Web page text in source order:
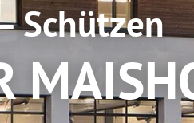
Schützen